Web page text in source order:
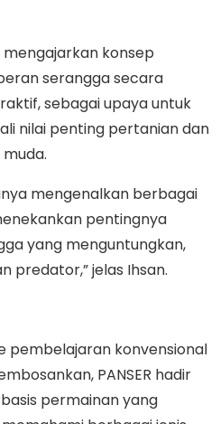
mengajarkan konsep
serangga secara
sebagai upaya untuk
nilai penting pertanian dan
mengenalkan berbagai
pentingnya
yang menguntungkan,
predator,” jelas Ihsan.
pembelajaran konvensional
PANSER hadir
permainan yang